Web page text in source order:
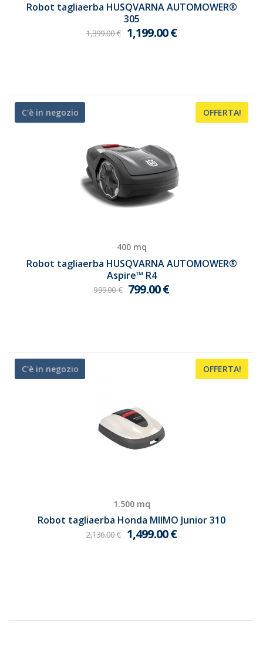
Robot tagliaerba HUSQVARNA AUTOMOWER®
305
1,399.00€ 1,199.00€
C'è in negozio OFFERTA!
400 mq
Robot tagliaerba HUSQVARNA AUTOMOWER®
Aspire™ R4
999.00€ 799.00€
C'è in negozio OFFERTA!
1.500 mq
Robot tagliaerba Honda MIIMO Junior 310
2,136.00€ 1,499.00€